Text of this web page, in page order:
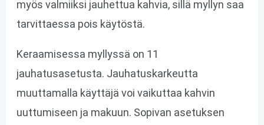
myös valmiiksi jauhettua kahvia, sillä myllyn saa
tarvittaessa pois käytöstä.
Keraamisessa myllyssä on 11
jauhatusasetusta. Jauhatuskarkeutta
muuttamalla käyttäjä voi vaikuttaa kahvin
uuttumiseen ja makuun. Sopivan asetuksen